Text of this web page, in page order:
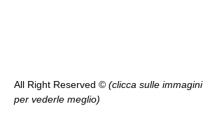
All Right Reserved ©️ (clicca sulle immagini
per vederle meglio)